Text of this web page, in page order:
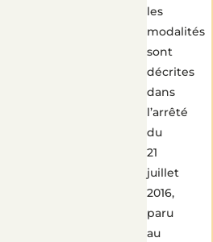
les
modalités
sont
décrites
dans
l’arrêté
du
21
juillet
2016,
paru
au